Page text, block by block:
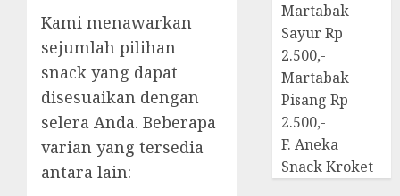
Kami menawarkan
sejumlah pilihan
snack yang dapat
disesuaikan dengan
selera Anda. Beberapa
varian yang tersedia
antara lain:
Martabak
Sayur Rp
2.500,-
Martabak
Pisang Rp
2.500,-
F. Aneka
Snack Kroket